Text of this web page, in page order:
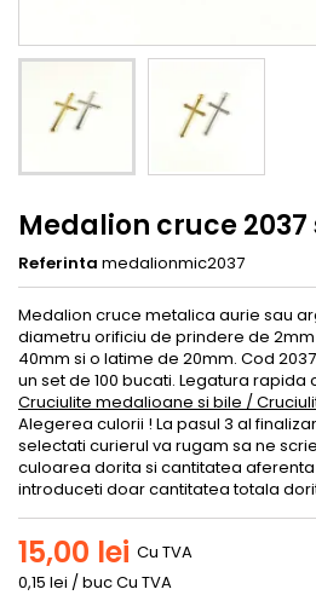
Medalion cruce 2037
Referinta medalionmic2037
Medalion cruce metalica aurie sau
diametru orificiu de prindere de
40mm si o latime de 20mm. Cod
un set de 100 bucati. Legatura
Cruciulite medalioane si bile /
Alegerea culorii ! La pasul 3 al
selectati curierul va rugam sa ne
culoarea dorita si cantitatea
introduceti doar cantitatea totala
15,00 lei Cu TVA
0,15 lei / buc Cu TVA